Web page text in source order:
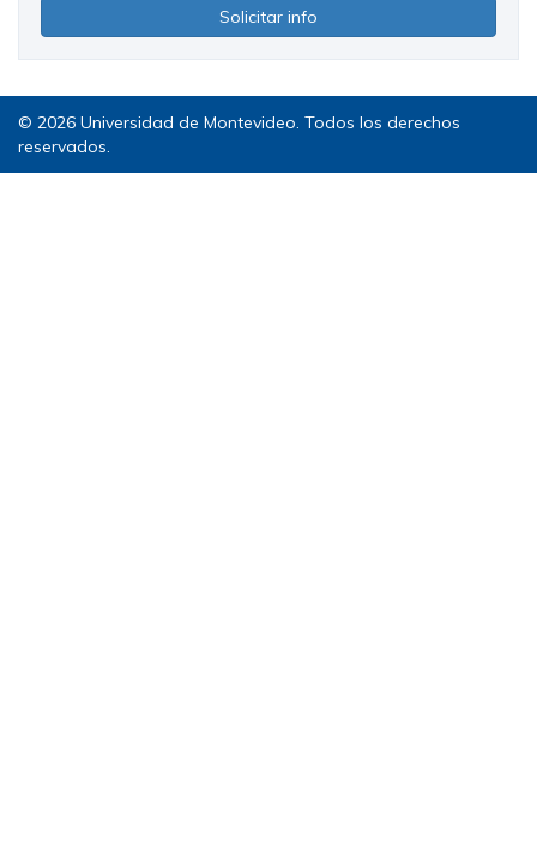
Solicitar info
© 2026 Universidad de Montevideo. Todos los derechos
reservados.